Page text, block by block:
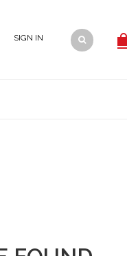
SIGN IN